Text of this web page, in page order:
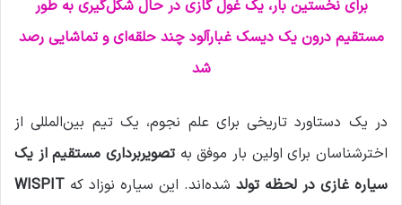
ل
برای نخستین بار، یک غول گازی در حال شکل‌گیری به طور
مستقیم درون یک دیسک غبارآلود چند حلقه‌ای و تماشایی رصد
شد
در یک دستاورد تاریخی برای علم نجوم، یک تیم بین‌المللی از
اخترشناسان برای اولین بار موفق بهتصویربرداری مستقیم از یک
سیاره غازی در لحظه تولد شده‌اند. این سیاره نوزاد که WISPIT